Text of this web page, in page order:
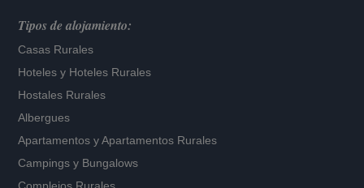
Tipos de alojamiento:
Casas Rurales
Hoteles y Hoteles Rurales
Hostales Rurales
Albergues
Apartamentos yApartamentos Rurales
Campings y Bungalows